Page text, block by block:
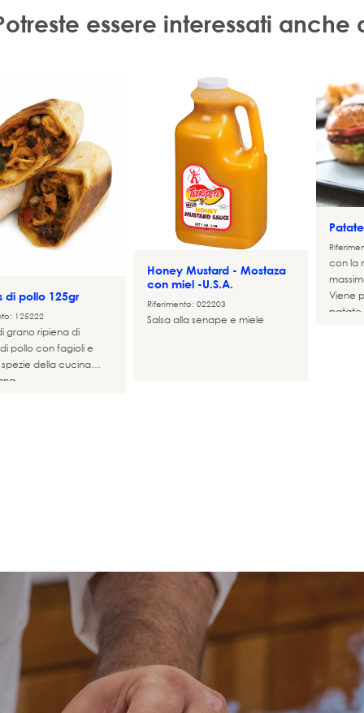
essere interessati anche
di pollo 125gr
125222
grano ripiena di
pollo con fagioli e
della cucina
Honey Mustard - Mostaza
con miel -U.S.A.
Riferimento: 022203
Salsa alla senape e miele
con la
massimo sapore di
Viene